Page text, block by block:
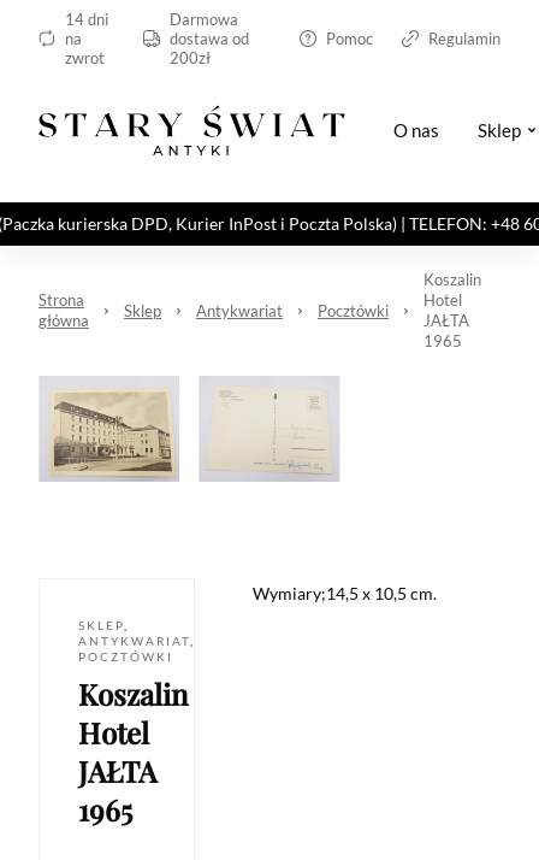
14 dni
na
zwrot
Darmowa
dostawa od
200zł
Pomoc Regulamin
O nas Sklep
kurierska DPD, Kurier InPost i Poczta Polska) | TELEFON: +48
Strona
główna
Sklep Antykwariat Pocztówki
Koszalin
Hotel
JAŁTA
1965
SKLEP
ANTYKWARIAT
POCZTÓWKI
Koszalin
Hotel
JAŁTA
1965
Wymiary;14,5 x 10,5 cm.